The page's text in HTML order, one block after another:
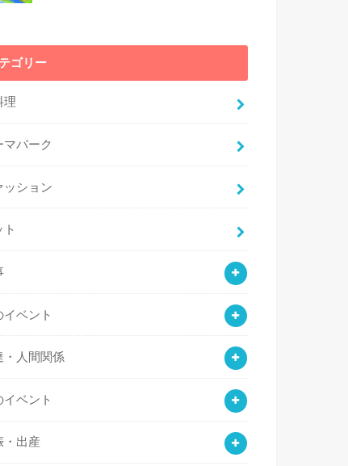
ゴリー
理
マパーク
ッション
イベント
・人間関係
イベント
・出産